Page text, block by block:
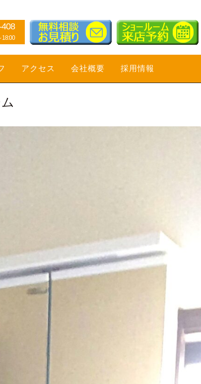
18:00
アクセス 会社概要 採用情報